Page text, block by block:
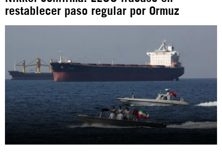
https://urmedium.com/c/hispantv
restablecer paso regular por Ormuz